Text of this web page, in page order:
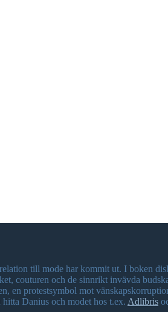
till mode har kommit ut. I boken
couturen och de sinnrikt invävda
en protestsymbol mot
hitta Danius och modet hos t.ex. Adlibris